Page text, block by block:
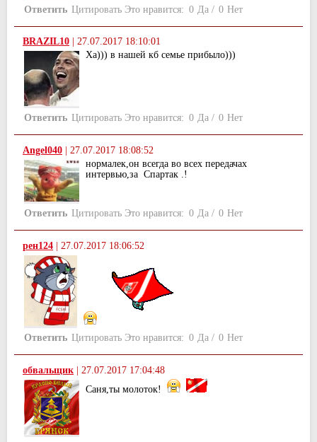
Ответить Цитировать Это нравится: 0 Да / 0 Нет
BRAZIL10
27.07.2017 18:10:01
Ха))) в нашей кб семье прибыло)))
Ответить Цитировать Это нравится: 0 Да / 0 Нет
Angel040
27.07.2017 18:08:52
нормалек,он всегда во всех передачах
интервью,за Спартак .!
Ответить Цитировать Это нравится: 0 Да / 0 Нет
рен124 27.07.2017 18:06:52
Ответить Цитировать Это нравится: 0 Да / 0 Нет
обвальщик | 27.07.2017 17:04:48
Саня,ты молоток!